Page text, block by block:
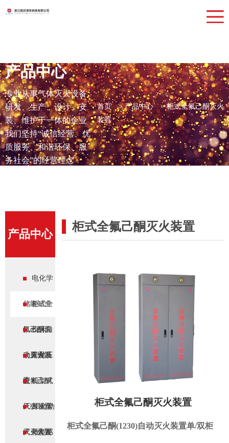
网站首页
检测设备
行业应用
新闻动态
联系我们
产品中心
专业从事气体灭火设备
研发、生产、设计、安
装、维护于一体的企业
我们坚持“诚信经营、优
质服务、和谐环保、服
务社会”的经营理念
首页 >产品中心 >柜式全氟己酮灭火
装置
产品中心
电化学
储能站全
氟己酮自
动灭火系
统
柜式全
氟己酮灭
火装置
机床自
动灭火装
置
非储压
全氟己酮
灭火装置
机架式
1U2U自动
灭火装置
探火管
式灭火装
微型感
柜式全氟己酮灭火装置
柜式全氟己酮灭火装置
柜式全氟己酮(1230)自动灭火装置单/双柜